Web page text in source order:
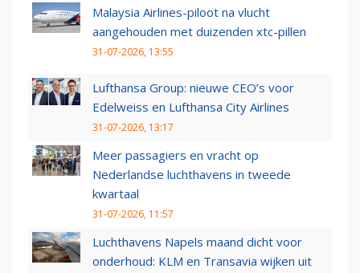
Malaysia Airlines-piloot na vlucht
aangehouden met duizenden xtc-pillen
31-07-2026, 13:55
Lufthansa Group: nieuwe CEO’s voor
Edelweiss en Lufthansa City Airlines
31-07-2026, 13:17
Meer passagiers en vracht op
Nederlandse luchthavens in tweede
kwartaal
31-07-2026, 11:57
Luchthavens Napels maand dicht voor
onderhoud: KLM en Transavia wijken uit